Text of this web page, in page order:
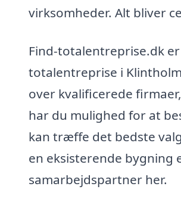
virksomheder. Alt bliver
Find-totalentreprise.dk
totalentreprise i
over kvalificerede
har du mulighed for at
kan træffe det bedste
en eksisterende bygning
samarbejdspartner her.